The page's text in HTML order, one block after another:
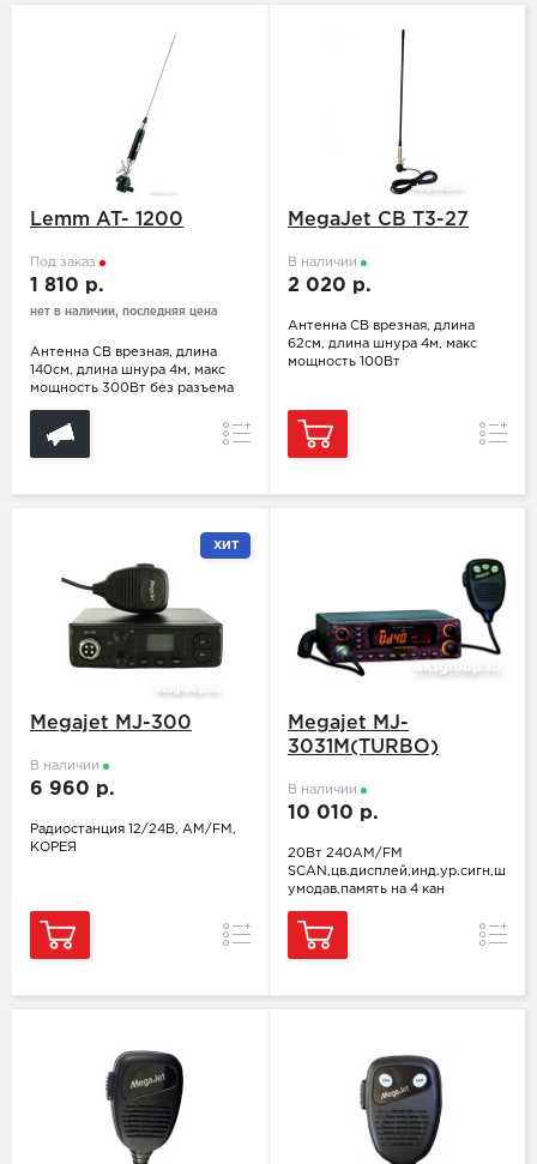
Lemm AT- 1200
Под заказ
1 810 р.
нет в наличии, последняя цена
Антенна СВ врезная, длина
140см, длина шнура 4м, макс
мощность 300Вт без разъема
Сравнение
MegaJet CB T3-27
В наличии
2 020 р.
Антенна СВ врезная, длина
62см, длина шнура 4м, макс
мощность 100Вт
ХИТ
Megajet MJ-300
В наличии
6 960 р.
Радиостанция 12/24В, AM/FM,
КОРЕЯ
Сравнение
Megajet MJ-
3031M(TURBO)
В наличии
10 010 р.
20Вт 240AM/FM
SCAN,цв.дисплей,инд.ур.сигн,ш
умодав,память на 4 кан